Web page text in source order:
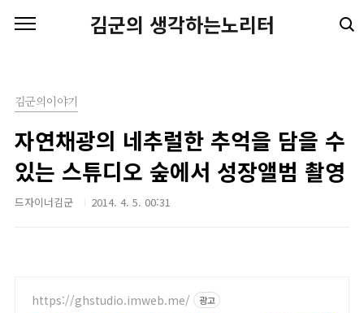
김군의 생각하는노리터
김군의이야기
자연채광의 네추럴한 추억을 담을 수
있는 스튜디오 숲에서 성장앨범 촬영
드자이너김군 2014. 4. 5. 00:31
https://ghstudio.imweb.me/ 광고